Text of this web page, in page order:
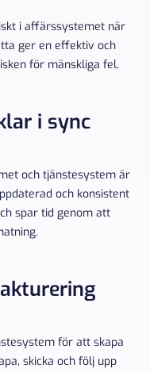
i affärssystemet när
ger en effektiv och
för mänskliga fel.
i sync
och tjänstesystem är
och konsistent
spar tid genom att
för att skapa
skicka och följ upp